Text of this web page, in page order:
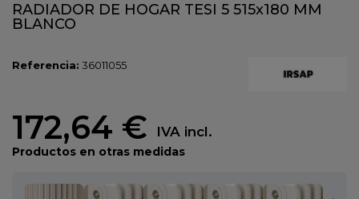
RADIADOR DE HOGAR TESI 5 515x180 MM
BLANCO
Referencia: 36011055
172,64 € IVA incl.
Productos en otras medidas